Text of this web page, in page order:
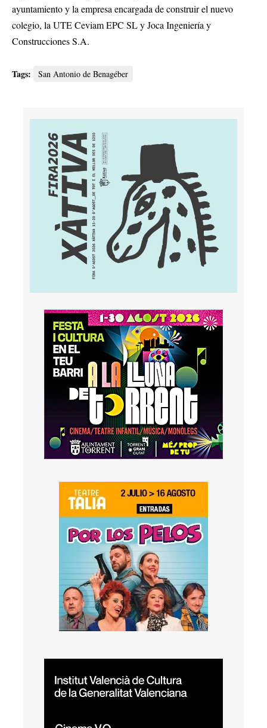
ayuntamiento y la empresa encargada de construir el nuevo
colegio, la UTE Ceviam EPC SL y Joca Ingeniería y
Construcciones S.A.
Tags: San Antonio de Benagéber